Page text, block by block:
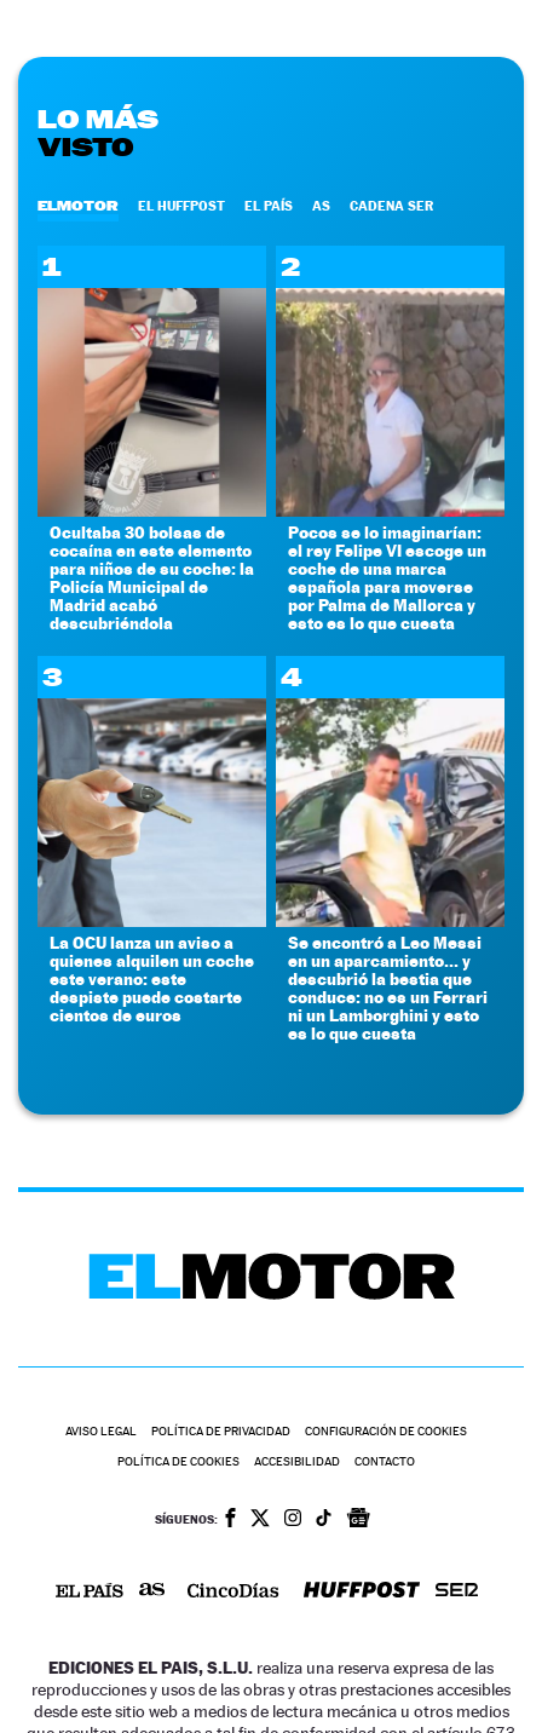
LO MÁS
VISTO
ELMOTOR EL HUFFPOST EL PAÍS AS CADENA SER
1
Ocultaba 30 bolsas de
cocaína en este elemento
para niños de su coche: la
Policía Municipal de
Madrid acabó
descubriéndola
2
Pocos se lo imaginarían:
el rey Felipe VI escoge un
coche de una marca
española para moverse
por Palma de Mallorca y
esto es lo que cuesta
3
La OCU lanza un aviso a
quienes alquilen un coche
este verano: este
despiste puede costarte
cientos de euros
4
Se encontró a Leo Messi
en un aparcamiento... y
descubrió la bestia que
conduce: no es un Ferrari
ni un Lamborghini y esto
es lo que cuesta
AVISO LEGAL POLÍTICA DE PRIVACIDAD CONFIGURACIÓN DE COOKIES
POLÍTICA DE COOKIES ACCESIBILIDAD CONTACTO
SÍGUENOS:
EDICIONES EL PAIS, S.L.U. realiza una reserva expresa de las
reproducciones y usos de las obras y otras prestaciones accesibles
desde este sitio web a medios de lectura mecánica u otros medios